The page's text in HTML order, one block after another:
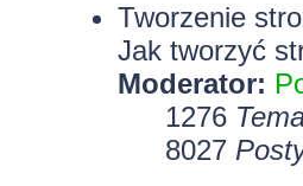
Tworzenie
Jak tworzyć
Moderator:
1276
8027